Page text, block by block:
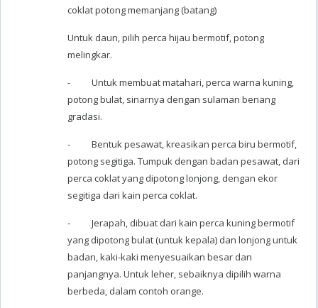
coklat potong memanjang (batang)
Untuk daun, pilih perca hijau bermotif, potong
melingkar.
- Untuk membuat matahari, perca warna kuning,
potong bulat, sinarnya dengan sulaman benang
gradasi.
- Bentuk pesawat, kreasikan perca biru bermotif,
potong segitiga. Tumpuk dengan badan pesawat, dari
perca coklat yang dipotong lonjong, dengan ekor
segitiga dari kain perca coklat.
- Jerapah, dibuat dari kain perca kuning bermotif
yang dipotong bulat (untuk kepala) dan lonjong untuk
badan, kaki-kaki menyesuaikan besar dan
panjangnya. Untuk leher, sebaiknya dipilih warna
berbeda, dalam contoh orange.